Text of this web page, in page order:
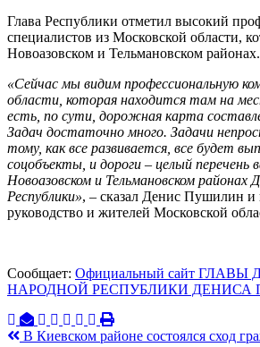
Глава Республики отметил высокий
специалистов из Московской области,
Новоазовском и Тельмановском районах.
«Сейчас мы видим профессиональную
области, которая находится там на
есть, по сути, дорожная карта
Задач достаточно много. Задачи
тому, как все развивается, все будет
соцобъекты, и дороги – целый перечень
Новоазовском и Тельмановском районах
Республики», – сказал Денис Пушилин и
руководство и жителей Московской
Сообщает: Официальный сайт
НАРОДНОЙ РЕСПУБЛИКИ
Навигация
В Киевском районе состоялся сход